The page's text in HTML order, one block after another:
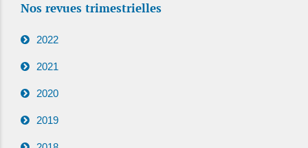
Nos revues trimestrielles
2022
2021
2020
2019